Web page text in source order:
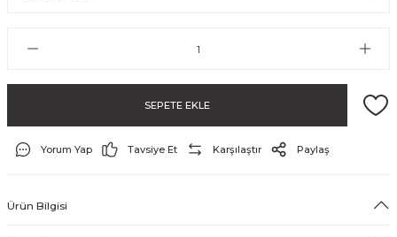
SEPETE EKLE
Yorum Yap Tavsiye Et Karşılaştır Paylaş
Ürün Bilgisi